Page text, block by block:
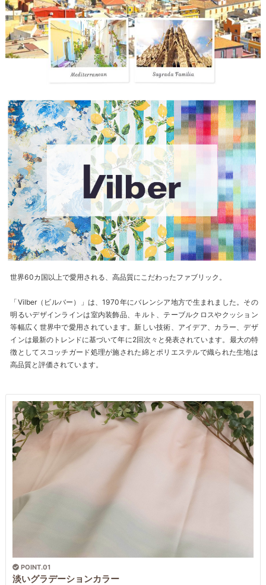
世界60カ国以上で愛用される、高品質にこだわったファブリック。
「Vilber（ビルバー）」は、1970年にバレンシア地方で生まれました。その
明るいデザインラインは室内装飾品、キルト、テーブルクロスやクッション
等幅広く世界中で愛用されています。新しい技術、アイデア、カラー、デザ
インは最新のトレンドに基づいて年に2回次々と発表されています。最大の特
徴としてスコッチガード処理が施された綿とポリエステルで織られた生地は
高品質と評価されています。
POINT.01
淡いグラデーションカラー